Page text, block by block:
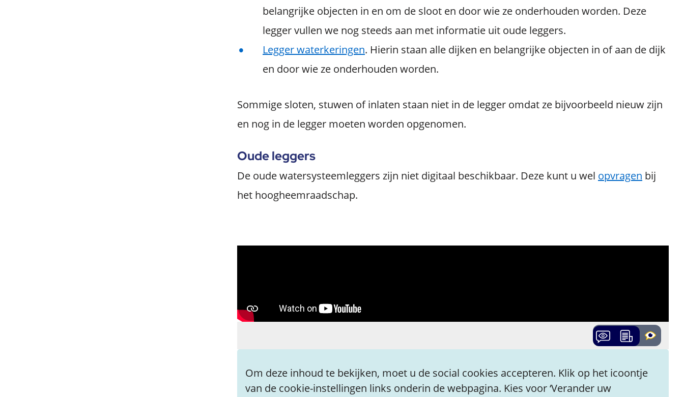
belangrijke objecten in en om de sloot en door wie ze onderhouden worden. Deze
legger vullen we nog steeds aan met informatie uit oude leggers.
Legger waterkeringen. Hierin staan alle dijken en belangrijke objecten in of aan de dijk
en door wie ze onderhouden worden.
Sommige sloten, stuwen of inlaten staan niet in de legger omdat ze bijvoorbeeld nieuw zijn
en nog in de legger moeten worden opgenomen.
Oude leggers
De oude watersysteemleggers zijn niet digitaal beschikbaar. Deze kunt u wel opvragen bij
het hoogheemraadschap.
Om deze inhoud te bekijken, moet u de social cookies accepteren. Klik op het icoontje
van de cookie-instellingen links onderin de webpagina. Kies voor ‘Verander uw